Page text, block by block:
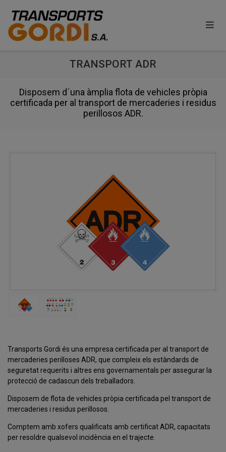
TRANSPORT ADR
Disposem d´una àmplia flota de vehicles pròpia
certificada per al transport de mercaderies i residus
perillosos ADR.
Transports Gordi és una empresa certificada per al transport de
mercaderies perilloses ADR, que compleix els estàndards de
seguretat requerits i altres ens governamentals per assegurar la
protecció de cadascun dels treballadors.
Disposem de flota de vehicles pròpia certificada pel transport de
mercaderies i residus perillosos.
Comptem amb xofers qualificats amb certificat ADR, capacitats
per resoldre qualsevol incidència en el trajecte.